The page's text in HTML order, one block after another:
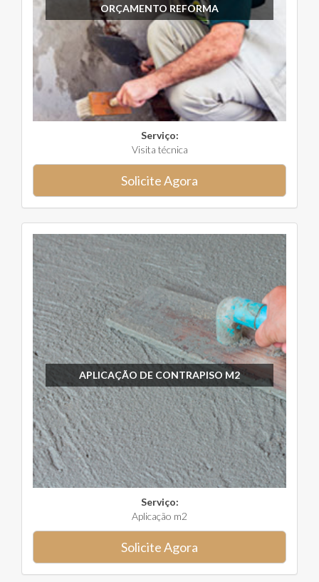
ORÇAMENTO REFORMA
Serviço:
Visita técnica
Solicite Agora
APLICAÇÃO DE CONTRAPISO M2
Serviço:
Aplicação m2
Solicite Agora